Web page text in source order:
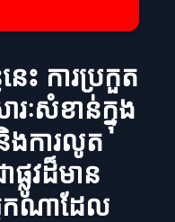
េះ ការប្រកួត
ៈសំខាន់ក្នុង
ងការលូត
ផ្លូវដ៏មាន
កណាដែល